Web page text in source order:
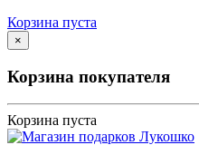
Корзина пуста
×
Корзина покупателя
Корзина пуста